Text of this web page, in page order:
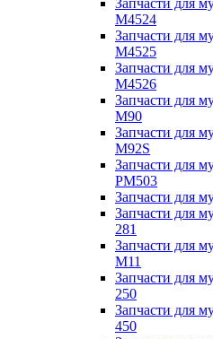
Запчасти для
M4524
Запчасти для
M4525
Запчасти для
M4526
Запчасти для
M90
Запчасти для
M92S
Запчасти для
PM503
Запчасти для
Запчасти для
281
Запчасти для
M11
Запчасти для
250
Запчасти для
450